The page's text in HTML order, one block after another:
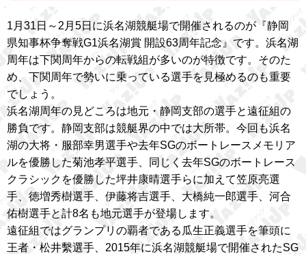
1月31日～2月5日に浜名湖競艇場で開催されるのが『静岡
県知事杯争奪戦G1浜名湖賞 開設63周年記念』です。浜名湖
周年は下関周年からの転戦組が多いのが特徴です。そのた
め、下関周年で勢いに乗っている選手を見極めるのも重要
でしょう。
浜名湖周年の見どころは地元・静岡支部の選手と遠征組の
勝負です。静岡支部は競艇界の中では大所帯。今回も浜名
湖の大将・服部幸男選手や去年SGのボートレースメモリア
ルを優勝した菊池孝平選手、同じく去年SGのボートレース
クラシックを優勝した坪井康晴選手らに加えて笠原亮選
手、徳増秀樹選手、伊藤将吉選手、大橋純一郎選手、河合
佑樹選手と計8名も地元選手が登場します。
遠征組ではグランプリの覇者である瓜生正義選手を筆頭に
王者・松井繫選手、2015年に浜名湖競艇場で開催されたSG